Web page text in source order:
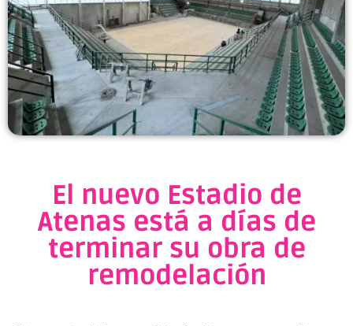
El nuevo Estadio de
Atenas está a días de
terminar su obra de
remodelación